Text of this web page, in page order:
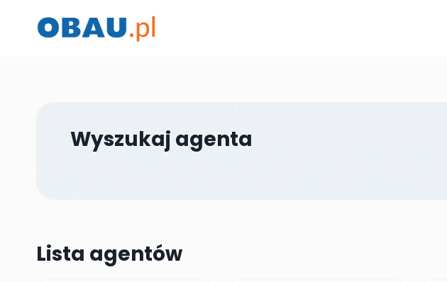
Wyszukaj agenta
Lista agentów